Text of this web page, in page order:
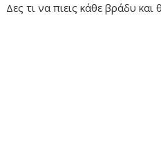
Δες τι να πιεις κάθε βράδυ και